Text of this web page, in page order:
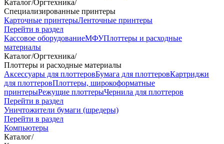
Каталог/Оргтехника/
Специализированные принтеры
Карточные принтерыЛенточные принтеры
Перейти в раздел
Кассовое оборудованиеМФУПлоттеры и расходные
материалы
Каталог/Оргтехника/
Плоттеры и расходные материалы
Аксессуары для плоттеровБумага для плоттеровКартриджи
для плоттеровПлоттеры, широкоформатные
принтерыРежущие плоттерыЧернила для плоттеров
Перейти в раздел
Уничтожители бумаги (шредеры)
Перейти в раздел
Компьютеры
Каталог/